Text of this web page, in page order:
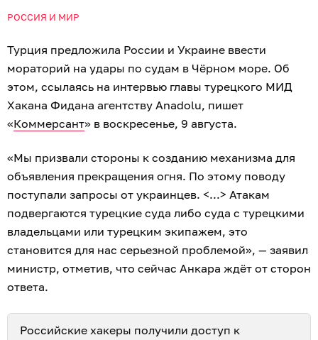
РОССИЯ И МИР
Турция предложила России и Украине ввести
мораторий на удары по судам в Чёрном море. Об
этом, ссылаясь на интервью главы турецкого МИД
Хакана Фидана агентству Anadolu, пишет
«Коммерсант» в воскресенье, 9 августа.
«Мы призвали стороны к созданию механизма для
объявления прекращения огня. По этому поводу
поступали запросы от украинцев. <...> Атакам
подвергаются турецкие суда либо суда с турецкими
владельцами или турецким экипажем, это
становится для нас серьезной проблемой», — заявил
министр, отметив, что сейчас Анкара ждёт от сторон
ответа.
Российские хакеры получили доступ к